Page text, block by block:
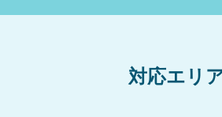
対応エリ